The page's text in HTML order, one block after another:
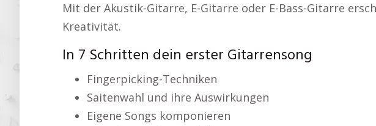
Mit der Akustik-Gitarre, E-Gitarre oder E-Bass-Gitarre
Kreativität.
In 7 Schritten dein erster Gitarrensong
Fingerpicking-Techniken
Saitenwahl und ihre Auswirkungen
Eigene Songs komponieren